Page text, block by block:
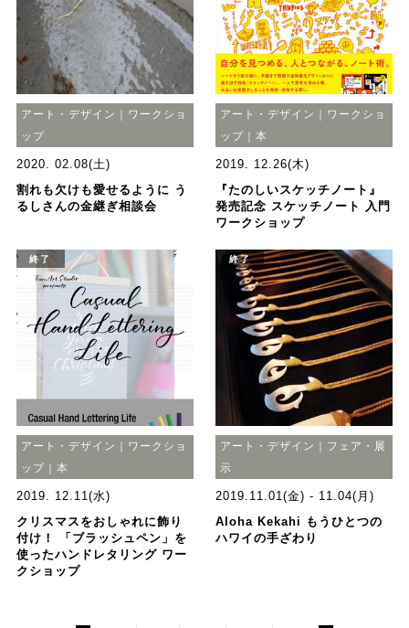
アート・デザイン｜ワークショ
ップ
2020. 02.08(土)
割れも欠けも愛せるように う
るしさんの金継ぎ相談会
アート・デザイン｜ワークショ
ップ｜本
2019. 12.26(木)
『たのしいスケッチノート』
発売記念 スケッチノート 入門
ワークショップ
終了
アート・デザイン｜ワークショ
ップ｜本
2019. 12.11(水)
クリスマスをおしゃれに飾り
付け！ 「ブラッシュペン」を
使ったハンドレタリング ワー
クショップ
終了
アート・デザイン｜フェア・展
示
2019.11.01(金) - 11.04(月)
Aloha Kekahi もうひとつの
ハワイの手ざわり